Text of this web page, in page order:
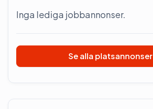
Inga lediga jobbannonser.
Se alla platsannonser